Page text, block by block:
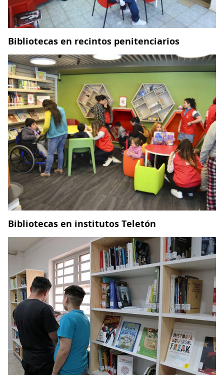
Bibliotecas en recintos penitenciarios
Bibliotecas en institutos Teletón